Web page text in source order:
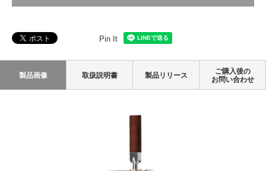
Pin It
製品画像 取扱説明書 製品リリース
ご購入後の
お問い合わせ